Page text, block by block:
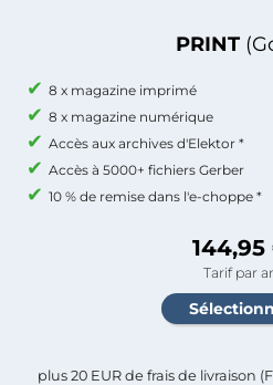
PRINT
8 x magazine imprimé
8 x magazine numérique
Accès aux archives d'Elektor *
Accès à 5000+ fichiers Gerber
10 % de remise dans l'e-choppe *
Tarif par
plus 20 EUR de frais de livraison